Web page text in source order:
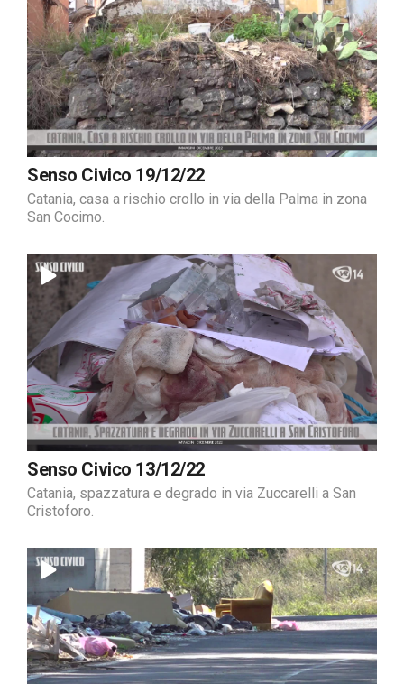
Senso Civico 19/12/22
Catania, casa a rischio crollo in via della Palma in zona
San Cocimo.
Senso Civico 13/12/22
Catania, spazzatura e degrado in via Zuccarelli a San
Cristoforo.